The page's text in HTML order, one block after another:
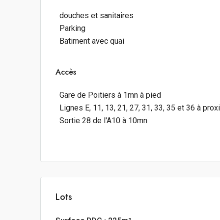
douches et sanitaires
Parking
Batiment avec quai
Accès
Gare de Poitiers à 1mn à pied
Lignes E, 11, 13, 21, 27, 31, 33, 35 et 36 à
Sortie 28 de l'A10 à 10mn
Lots